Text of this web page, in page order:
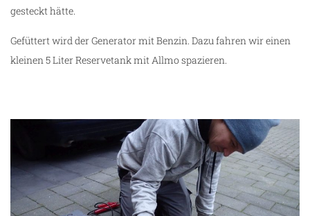
gesteckt hätte.
Gefüttert wird der Generator mit Benzin. Dazu fahren wir einen
kleinen 5 Liter Reservetank mit Allmo spazieren.